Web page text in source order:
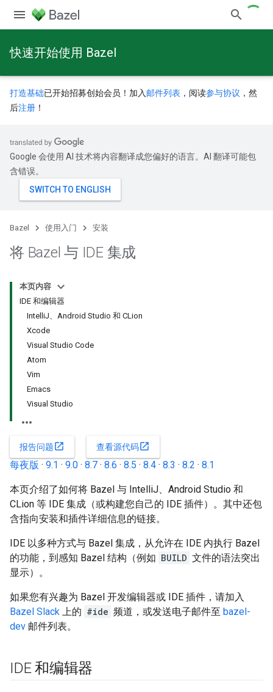
快速开始使用 Bazel
打造基础已开始招募创始会员！加入 邮件列表 ，阅读参与协议 ，然
后注册 ！
Google 会使用 AI 技术将内容翻译成您偏好的语言。AI 翻译可能包
含错误。
Bazel 使用入门 安装
将 Bazel 与 IDE 集成
本页内容
IDE 和编辑器
IntelliJ、Android Studio 和 CLion
Xcode
Visual Studio Code
Atom
Vim
Emacs
Visual Studio
报告问题open_in_new 查看源代码open_in_new
每夜版 · 9.1 · 9.0 · 8.7 · 8.6 · 8.5 · 8.4 · 8.3 · 8.2 · 8.1
本页介绍了如何将 Bazel 与 IntelliJ、Android Studio 和
CLion 等 IDE 集成（或构建您自己的 IDE 插件）。其中还包
含指向安装和插件详细信息的链接。
IDE 以多种方式与 Bazel 集成，从允许在 IDE 内执行 Bazel
的功能，到感知 Bazel 结构（例如 BUILD 文件的语法突出
显示）。
如果您有兴趣为 Bazel 开发编辑器或 IDE 插件，请加入
Bazel Slack 上的 #ide 频道，或发送电子邮件至 bazel-
dev 邮件列表。
IDE 和编辑器